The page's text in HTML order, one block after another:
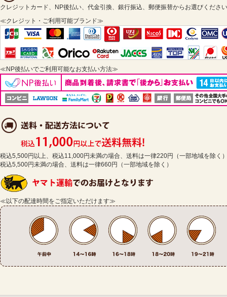
クレジットカード、NP後払い、代金引換、銀行振込、郵便振替からお選びくださ
≪クレジット・ご利用可能ブランド≫
≪NP後払いでご利用可能なお支払い方法≫
税込5,500円以上、税込11,000円未満の場合、送料は一律220円（一部地域を除く
税込5,500円未満の場合、送料は一律660円（一部地域を除く）
≪以下の配達時間をご指定いただけます≫